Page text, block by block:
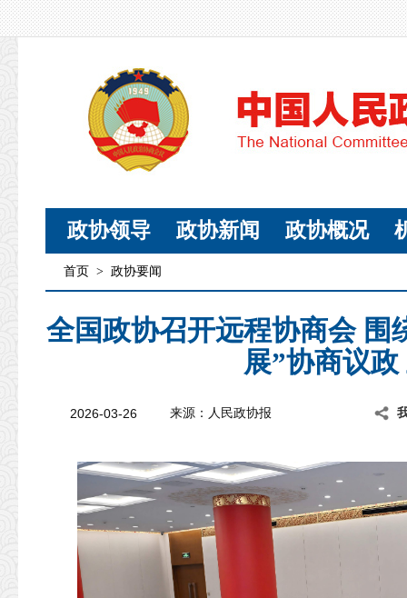
政协领导 政协新闻 政协概况
首页 > 政协要闻
全国政协召开远程协商会 围
展”协商议
2026-03-26 来源：人民政协报